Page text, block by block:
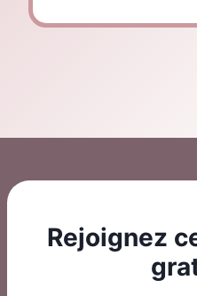
Rejoignez